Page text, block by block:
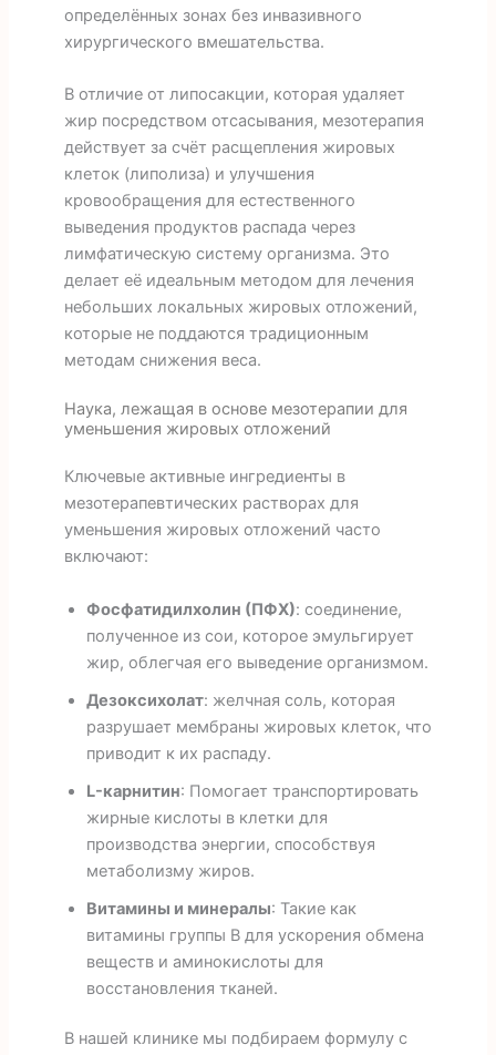
определённых зонах без инвазивного
хирургического вмешательства.
В отличие от липосакции, которая удаляет
жир посредством отсасывания, мезотерапия
действует за счёт расщепления жировых
клеток (липолиза) и улучшения
кровообращения для естественного
выведения продуктов распада через
лимфатическую систему организма. Это
делает её идеальным методом для лечения
небольших локальных жировых отложений,
которые не поддаются традиционным
методам снижения веса.
Наука, лежащая в основе мезотерапии для
уменьшения жировых отложений
Ключевые активные ингредиенты в
мезотерапевтических растворах для
уменьшения жировых отложений часто
включают:
Фосфатидилхолин (ПФХ): соединение,
полученное из сои, которое эмульгирует
жир, облегчая его выведение организмом.
Дезоксихолат: желчная соль, которая
разрушает мембраны жировых клеток, что
приводит к их распаду.
L-карнитин: Помогает транспортировать
жирные кислоты в клетки для
производства энергии, способствуя
метаболизму жиров.
Витамины и минералы: Такие как
витамины группы В для ускорения обмена
веществ и аминокислоты для
восстановления тканей.
В нашей клинике мы подбираем формулу с